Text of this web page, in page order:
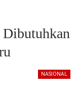
NASIONAL